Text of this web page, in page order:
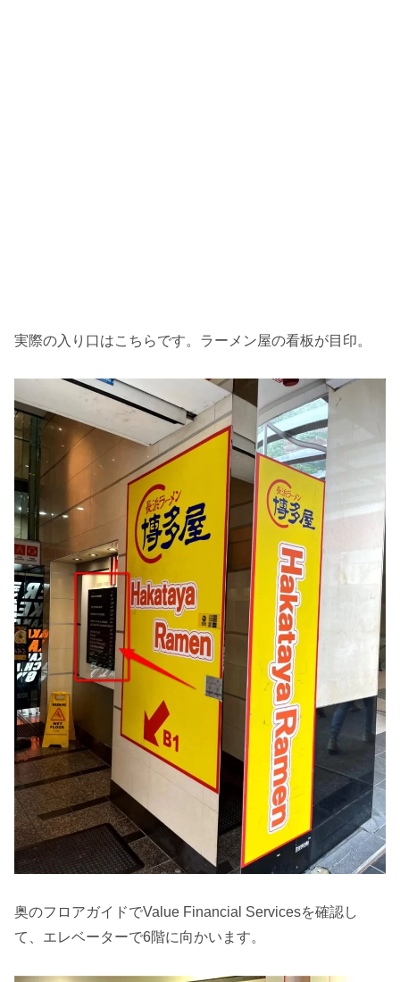
実際の入り口はこちらです。ラーメン屋の看板が目印。
奥のフロアガイドでValue Financial Servicesを確認し
て、エレベーターで6階に向かいます。